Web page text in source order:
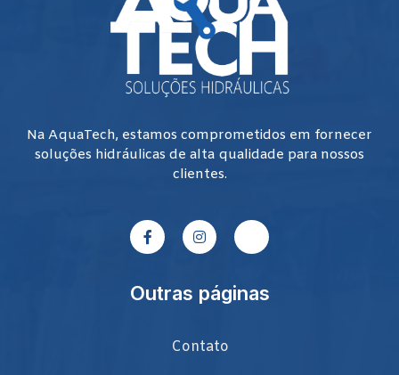
Na AquaTech, estamos comprometidos em fornecer
soluções hidráulicas de alta qualidade para nossos
clientes.
Outras páginas
Contato